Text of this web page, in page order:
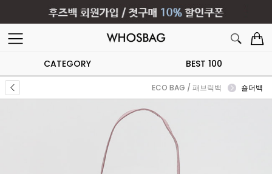
CATEGORY BEST 100
ECO BAG / 패브릭백 숄더백